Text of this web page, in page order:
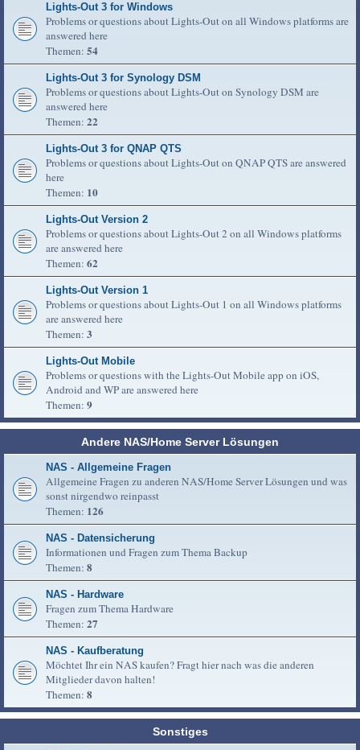
Lights-Out 3 for Windows
Problems or questions about Lights-Out on all Windows platforms are
answered here
Themen: 54
Lights-Out 3 for Synology DSM
Problems or questions about Lights-Out on Synology DSM are
answered here
Themen: 22
Lights-Out 3 for QNAP QTS
Problems or questions about Lights-Out on QNAP QTS are answered
here
Themen: 10
Lights-Out Version 2
Problems or questions about Lights-Out 2 on all Windows platforms
are answered here
Themen: 62
Lights-Out Version 1
Problems or questions about Lights-Out 1 on all Windows platforms
are answered here
Themen: 3
Lights-Out Mobile
Problems or questions with the Lights-Out Mobile app on iOS,
Android and WP are answered here
Themen: 9
Andere NAS/Home Server Lösungen
NAS - Allgemeine Fragen
Allgemeine Fragen zu anderen NAS/Home Server Lösungen und was
sonst nirgendwo reinpasst
Themen: 126
NAS - Datensicherung
Informationen und Fragen zum Thema Backup
Themen: 8
NAS - Hardware
Fragen zum Thema Hardware
Themen: 27
NAS - Kaufberatung
Möchtet Ihr ein NAS kaufen? Fragt hier nach was die anderen
Mitglieder davon halten!
Themen: 8
Sonstiges